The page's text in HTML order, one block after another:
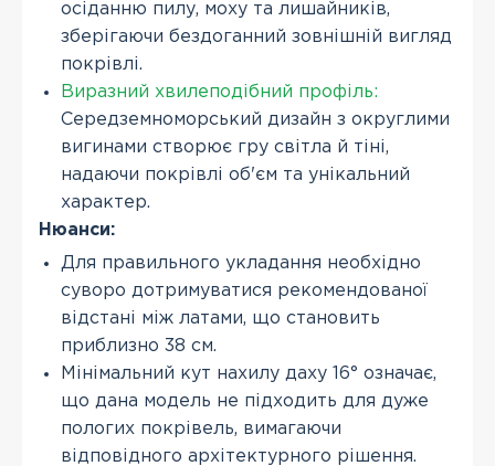
осіданню пилу, моху та лишайників,
зберігаючи бездоганний зовнішній вигляд
покрівлі.
Виразний хвилеподібний профіль:
Середземноморський дизайн з округлими
вигинами створює гру світла й тіні,
надаючи покрівлі об'єм та унікальний
характер.
Нюанси:
Для правильного укладання необхідно
суворо дотримуватися рекомендованої
відстані між латами, що становить
приблизно 38 см.
Мінімальний кут нахилу даху 16° означає,
що дана модель не підходить для дуже
пологих покрівель, вимагаючи
відповідного архітектурного рішення.